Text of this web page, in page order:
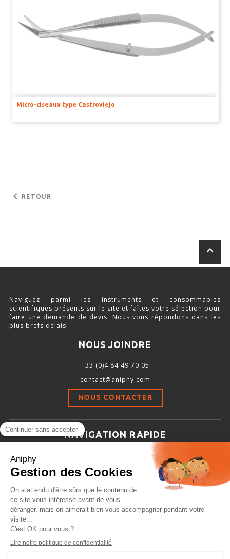
Micro-ciseaux type Castroviejo
keyboard_arrow_left RETOUR
keyboard_arrow_up
Naviguez parmi les instruments et consommables
scientifiques présents sur le site et faîtes votre sélection pour
faire une demande de devis. Nous vous répondons dans les
plus brefs délais.
NOUS JOINDRE
+33 (0)4 84 49 70 05
contact@aniphy.com
NOUS CONTACTER
NAVIGATION RAPIDE
Ressources Scientifiques
Se mettre en contact
Archives